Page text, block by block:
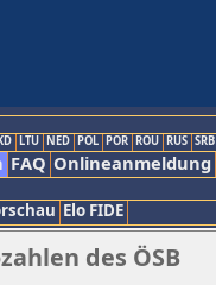
LTU NED POL POR ROU RUS SRB
FAQ Onlineanmeldung
Elo FIDE
des ÖSB